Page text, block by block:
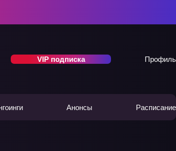
VIP подписка Профиль
Анонсы Расписание